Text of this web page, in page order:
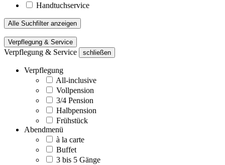
Handtuchservice
Alle Suchfilter anzeigen
Verpflegung & Service
Verpflegung & Service schließen
Verpflegung
All-inclusive
Vollpension
3/4 Pension
Halbpension
Frühstück
Abendmenü
à la carte
Buffet
3 bis 5 Gänge